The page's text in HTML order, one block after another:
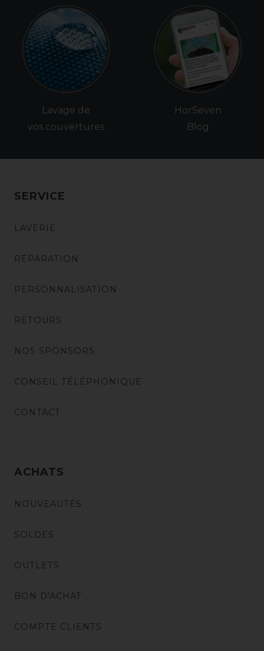
Lavage de
vos couvertures
HorSeven
Blog
SERVICE
LAVERIE
RÉPARATION
PERSONNALISATION
RETOURS
NOS SPONSORS
CONSEIL TÉLÉPHONIQUE
CONTACT
ACHATS
NOUVEAUTÉS
SOLDES
OUTLETS
BON D'ACHAT
COMPTE CLIENTS